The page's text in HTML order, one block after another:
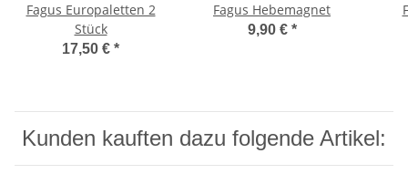
Fagus Europaletten 2
Stück
17,50 € *
Fagus Hebemagnet
9,90 € *
Kunden kauften dazu folgende Artikel: